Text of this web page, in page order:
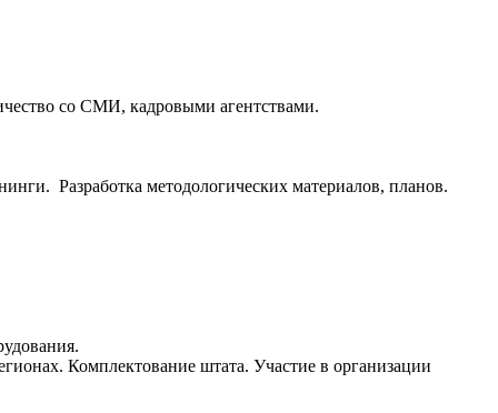
со СМИ, кадровыми агентствами.
Разработка методологических материалов, планов.
Комплектование штата. Участие в организации